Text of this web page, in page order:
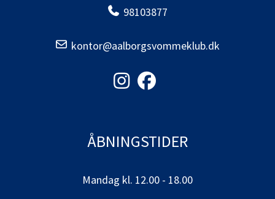
98103877
kontor@aalborgsvommeklub.dk
ÅBNINGSTIDER
Mandag kl. 12.00 - 18.00